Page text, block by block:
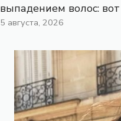
выпадением волос:
5 августа, 2026